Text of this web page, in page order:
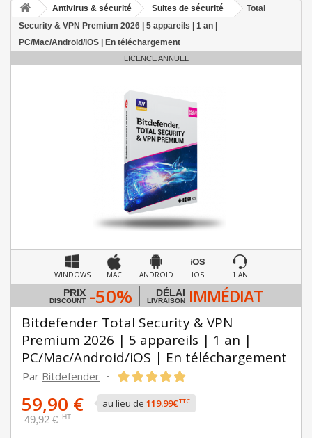
Antivirus & sécurité Suites de sécurité
Total
Security & VPN Premium 2026 | 5 appareils | 1 an |
PC/Mac/Android/iOS | En téléchargement
LICENCE ANNUEL
WINDOWS MAC ANDROID IOS 1 AN
PRIX
DISCOUNT -50% DÉLAI
LIVRAISON IMMÉDIAT
Bitdefender Total Security & VPN
Premium 2026 | 5 appareils | 1 an |
PC/Mac/Android/iOS | En téléchargement
Par Bitdefender -
59,90 € au lieu de 119.99€TTC
49,92 € HT